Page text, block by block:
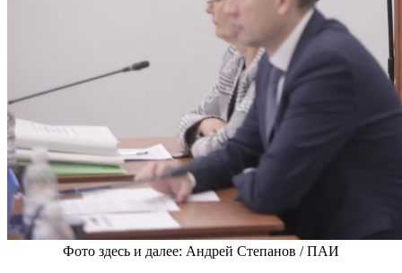
Фото здесь и далее: Андрей Степанов / ПАИ